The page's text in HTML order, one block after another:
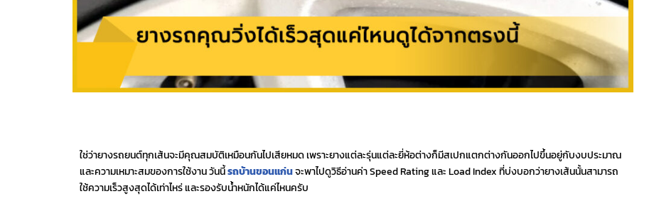
ใช่ว่ายางรถยนต์ทุกเส้นจะมีคุณสมบัติเหมือนกันไปเสียหมด เพราะยางแต่ละรุ่นแต่ละยี่ห้อต่างก็มีสเปกแตกต่างกันออกไปขึ้นอยู่กับงบประมาณ
และความเหมาะสมของการใช้งาน วันนี้รถบ้านขอนแก่นจะพาไปดูวิธีอ่านค่า Speed Rating และ Load Index ที่บ่งบอกว่ายางเส้นนั้นสามารถ
ใช้ความเร็วสูงสุดได้เท่าไหร่ และรองรับน้ำหนักได้แค่ไหนครับ